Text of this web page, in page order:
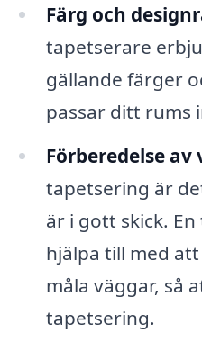
Färg och
tapetserare
gällande färger
passar ditt rums
Förberedelse av
tapetsering är
är i gott skick.
hjälpa till med
måla väggar, så
tapetsering.